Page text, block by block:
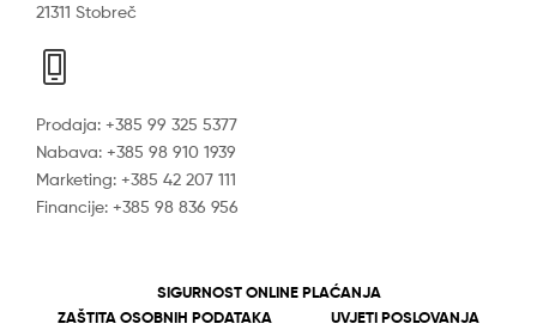
21311 Stobreč
Prodaja: +385 99 325 5377
Nabava: +385 98 910 1939
Marketing: +385 42 207 111
Financije: +385 98 836 956
SIGURNOST ONLINE PLAĆANJA
ZAŠTITA OSOBNIH PODATAKA
UVJETI POSLOVANJA